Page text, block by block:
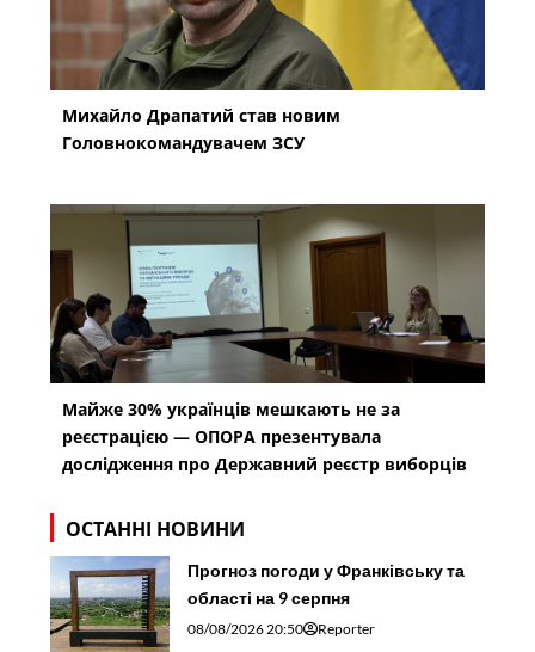
Михайло Драпатий став новим
Головнокомандувачем ЗСУ
Майже 30% українців мешкають не за
реєстрацією — ОПОРА презентувала
дослідження про Державний реєстр виборців
ОСТАННІ НОВИНИ
Прогноз погоди у Франківську та
області на 9 серпня
08/08/2026 20:50 Reporter